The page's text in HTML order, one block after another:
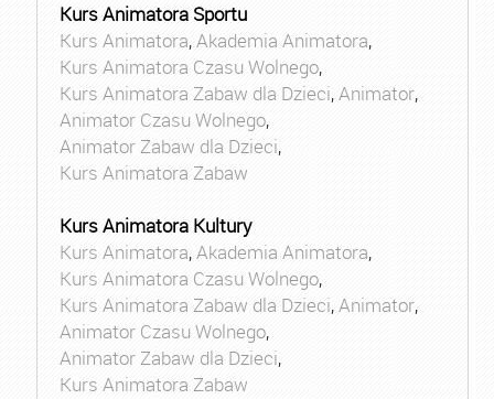
Kurs Animatora Sportu
Kurs Animatora,Akademia Animatora,
Kurs Animatora Czasu Wolnego,
Kurs Animatora Zabaw dla Dzieci,Animator,
Animator Czasu Wolnego,
Animator Zabaw dla Dzieci,
Kurs Animatora Zabaw
Kurs Animatora Kultury
Kurs Animatora,Akademia Animatora,
Kurs Animatora Czasu Wolnego,
Kurs Animatora Zabaw dla Dzieci,Animator,
Animator Czasu Wolnego,
Animator Zabaw dla Dzieci,
Kurs Animatora Zabaw